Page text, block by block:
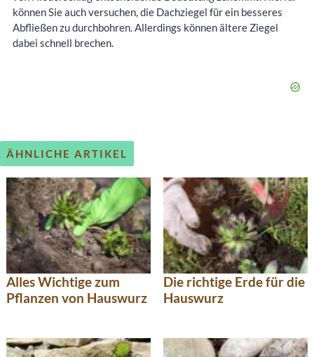
können Sie auch versuchen, die Dachziegel für ein besseres
Abfließen zu durchbohren. Allerdings können ältere Ziegel
dabei schnell brechen.
ÄHNLICHE ARTIKEL
Alles Wichtige zum
Pflanzen von Hauswurz
Die richtige Erde für die
Hauswurz